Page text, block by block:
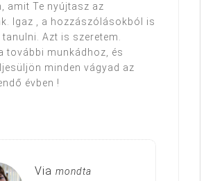
amit Te nyújtasz az
Igaz , a hozzászólásokból is
Azt is szeretem.
további munkádhoz, és
minden vágyad az
évben !
Via mondta